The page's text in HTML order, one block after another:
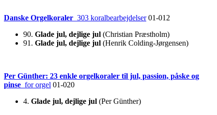
Danske Orgelkoraler 303 koralbearbejdelser 01-012
90. Glade jul, dejlige jul (Christian Præstholm)
91. Glade jul, dejlige jul (Henrik Colding-Jørgensen)
Per Günther: 23 enkle orgelkoraler til jul, passion, påske og
pinse for orgel 01-020
4. Glade jul, dejlige jul (Per Günther)